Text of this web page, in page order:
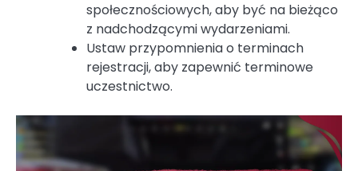
społecznościowych, aby być na bieżąco
z nadchodzącymi wydarzeniami.
Ustaw przypomnienia o terminach
rejestracji, aby zapewnić terminowe
uczestnictwo.